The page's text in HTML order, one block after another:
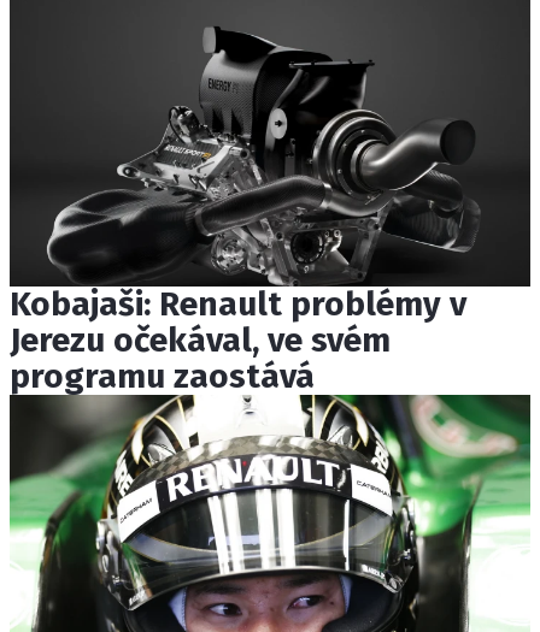
Kobajaši: Renault problémy v
Jerezu očekával, ve svém
programu zaostává